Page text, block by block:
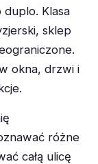
Klasa
sklep
okna, drzwi i
różne
całą ulicę